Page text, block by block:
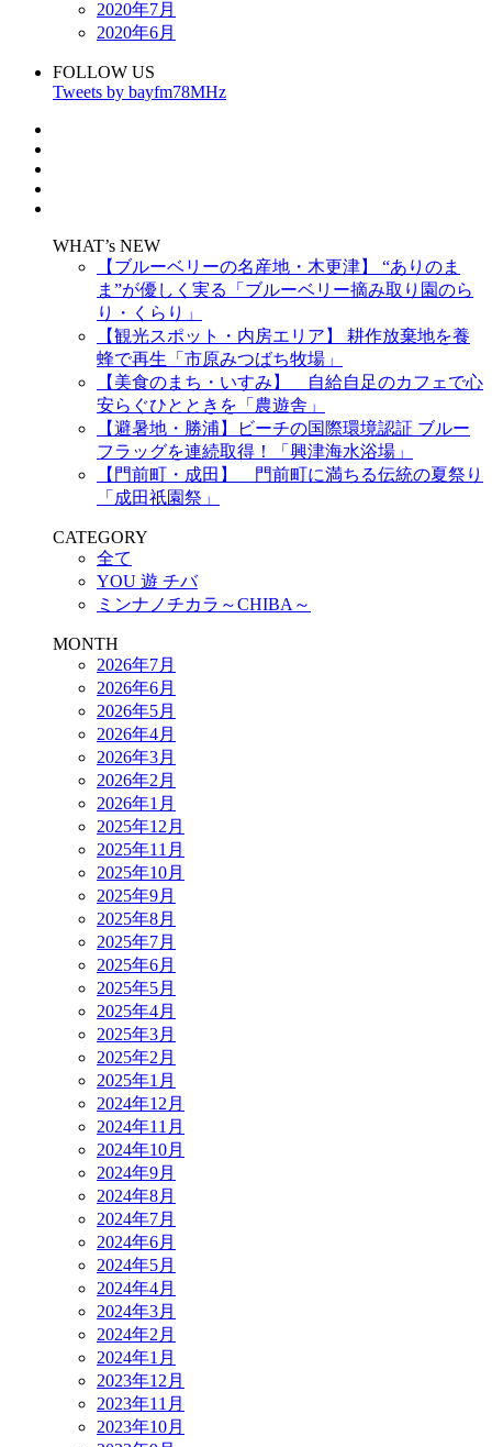
2020年7月
2020年6月
FOLLOW US
Tweets by bayfm78MHz
WHAT’s NEW
【ブルーベリーの名産地・木更津】 “ありのま
ま”が優しく実る「ブルーベリー摘み取り園のら
り・くらり」
【観光スポット・内房エリア】 耕作放棄地を養
蜂で再生「市原みつばち牧場」
【美食のまち・いすみ】 自給自足のカフェで心
安らぐひとときを「農遊舎」
【避暑地・勝浦】ビーチの国際環境認証 ブルー
フラッグを連続取得！「興津海水浴場」
【門前町・成田】 門前町に満ちる伝統の夏祭り
「成田祇園祭」
CATEGORY
全て
YOU 遊 チバ
ミンナノチカラ～CHIBA～
MONTH
2026年7月
2026年6月
2026年5月
2026年4月
2026年3月
2026年2月
2026年1月
2025年12月
2025年11月
2025年10月
2025年9月
2025年8月
2025年7月
2025年6月
2025年5月
2025年4月
2025年3月
2025年2月
2025年1月
2024年12月
2024年11月
2024年10月
2024年9月
2024年8月
2024年7月
2024年6月
2024年5月
2024年4月
2024年3月
2024年2月
2024年1月
2023年12月
2023年11月
2023年10月